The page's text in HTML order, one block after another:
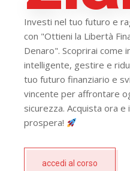
Investi nel tuo futuro e
con "Ottieni la Libertà
Denaro". Scoprirai come
intelligente, gestire e
tuo futuro finanziario e
vincente per affrontare
sicurezza. Acquista ora
prospera!
accedi al corso